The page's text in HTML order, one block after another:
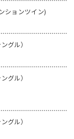
ションツイン)
グル）
グル）
グル）